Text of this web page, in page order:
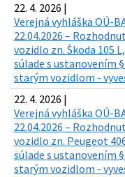
22. 4. 2026 |
Verejná vyhláška OÚ-
22.04.2026 –
vozidlo zn. Škoda 105
súlade s ustanovením
starým vozidlom -
22. 4. 2026 |
Verejná vyhláška OÚ-
22.04.2026 –
vozidlo zn. Peugeot
súlade s ustanovením
starým vozidlom -